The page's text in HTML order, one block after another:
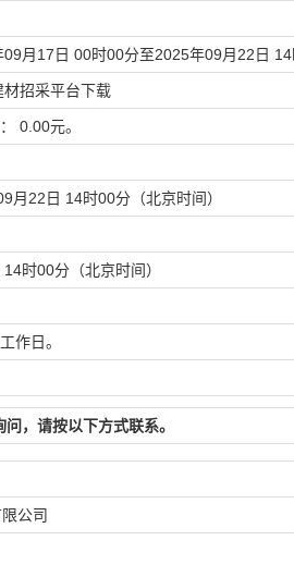
09月17日 00时00分至2025年09月22日
材招采平台下载
0.00元。
月22日 14时00分（北京时间）
时00分（北京时间）
作日。
，请按以下方式联系。
公司